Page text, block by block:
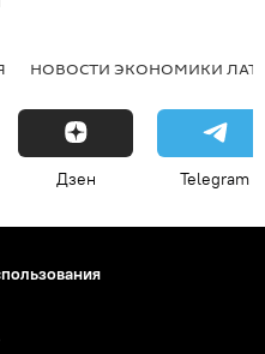
НОВОСТИ ЭКОНОМИКИ
Дзен Telegram